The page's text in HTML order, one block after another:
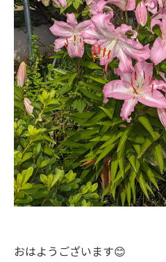
おはようございます😊